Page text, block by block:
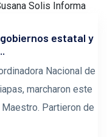
estatal y
Nacional de
marcharon este
Partieron de